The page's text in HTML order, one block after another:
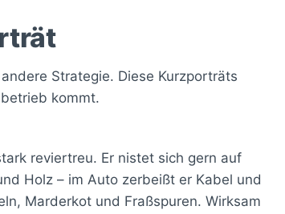
Strategie. Diese Kurzporträts
kommt.
reviertreu. Er nistet sich gern auf
Holz – im Auto zerbeißt er Kabel und
Marderkot und Fraßspuren. Wirksam